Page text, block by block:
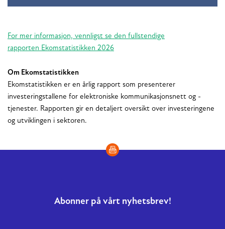
For mer informasjon, vennligst se den fullstendige
rapporten Ekomstatistikken 2026
Om Ekomstatistikken
Ekomstatistikken er en årlig rapport som presenterer
investeringstallene for elektroniske kommunikasjonsnett og -
tjenester. Rapporten gir en detaljert oversikt over investeringene
og utviklingen i sektoren.
Abonner på vårt nyhetsbrev!